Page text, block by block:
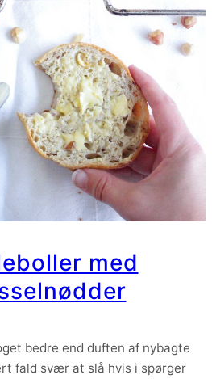
med
bedre end duften af nybagte
fald svær at slå hvis i spørger